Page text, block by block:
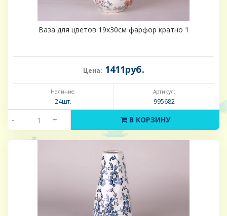
Ваза для цветов 19х30см фарфор кратно 1
Цена: 1411руб.
Наличие:
24шт.
Артикул:
995682
- + В КОРЗИНУ